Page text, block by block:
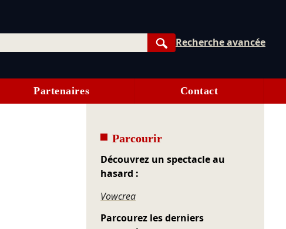
Rechercher
Recherche avancée
Partenaires Contact
Parcourir
Découvrez un spectacle au
hasard :
Vowcrea
Parcourez les derniers